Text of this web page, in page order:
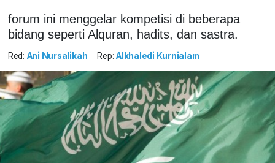
forum ini menggelar kompetisi di beberapa
bidang seperti Alquran, hadits, dan sastra.
Red: Ani Nursalikah Rep: Alkhaledi Kurnialam